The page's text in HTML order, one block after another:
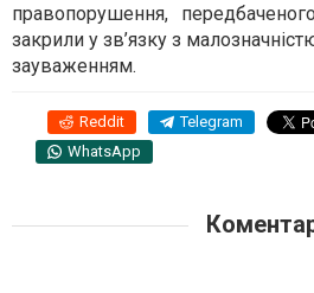
правопорушення,
закрили у зв’язку з
зауваженням.
Reddit Telegram
WhatsApp